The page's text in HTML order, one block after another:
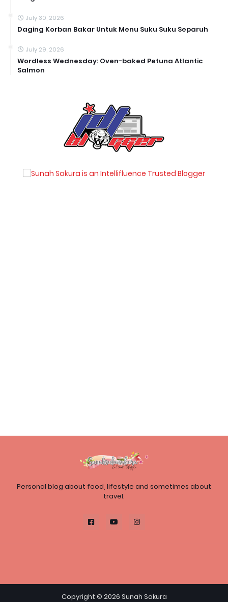
July 30, 2026
Daging Korban Bakar Untuk Menu Suku Suku Separuh
July 29, 2026
Wordless Wednesday: Oven-baked Petuna Atlantic
Salmon
Personal blog about food, lifestyle and sometimes about
travel.
Copyright © 2026 Sunah Sakura